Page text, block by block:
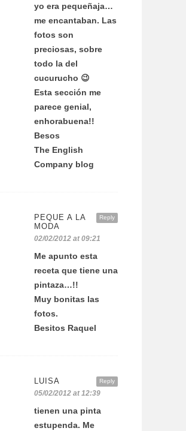
yo era pequeñaja…
me encantaban. Las
fotos son
preciosas, sobre
todo la del
cucurucho 😉
Esta sección me
parece genial,
enhorabuena!!
Besos
The English
Company blog
Reply
PEQUE A LA
MODA
02/02/2012 at 09:21
Me apunto esta
receta que tiene una
pintaza…!!
Muy bonitas las
fotos.
Besitos Raquel
Reply
LUISA
05/02/2012 at 12:39
tienen una pinta
estupenda. Me